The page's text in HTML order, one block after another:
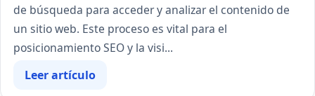
de búsqueda para acceder y analizar el contenido de
un sitio web. Este proceso es vital para el
posicionamiento SEO y la visi...
Leer artículo